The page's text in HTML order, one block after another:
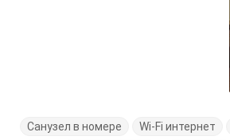
Санузел в номере Wi-Fi интернет